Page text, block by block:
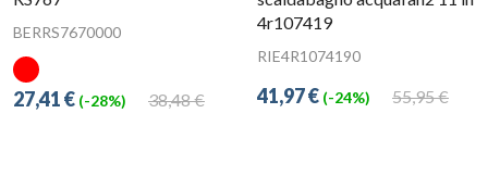
BERRS7670000
38,48 €
27,41 € (-28%)
4r107419
RIE4R1074190
55,95 €
41,97 € (-24%)